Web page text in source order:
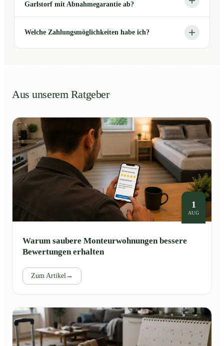
Garlstorf mit Abnahmegarantie ab?
Welche Zahlungsmöglichkeiten habe ich?
Aus unserem Ratgeber
1
AUG
Warum saubere Monteurwohnungen bessere
Bewertungen erhalten
Zum Artikel→